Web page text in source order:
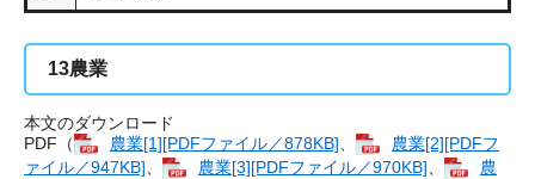
13農業
本文のダウンロード
PDF（
農業[1][PDFファイル／878KB]
農業[2][PDFフ
ァイル／947KB]
農業[3][PDFファイル／970KB]
農